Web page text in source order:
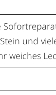
und
weiches